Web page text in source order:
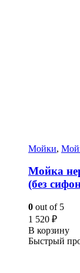
Мойки,
Мойка
(без
0 out of 5
1 520 ₽
В корзину
Быстрый